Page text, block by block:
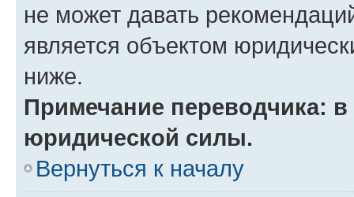
не может давать
является объектом
ниже.
Примечание переводчика:
юридической силы.
Вернуться к началу